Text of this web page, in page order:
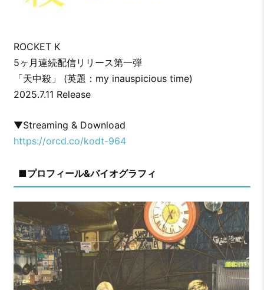
ROCKET K
5ヶ月連続配信リリース第一弾
「天中殺」 (英題：my inauspicious time)
2025.7.11 Release
▼Streaming & Download
https://orcd.co/kodt-964
■プロフィール&バイオグラフィ